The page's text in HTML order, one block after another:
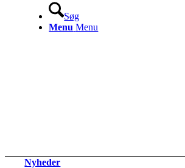
Søg
Menu Menu
Nyheder